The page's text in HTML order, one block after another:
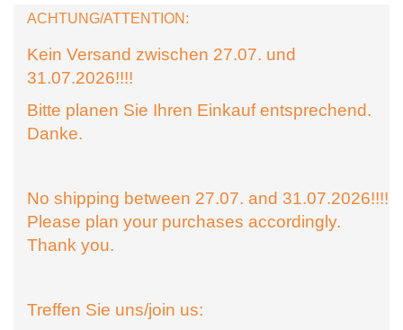
ACHTUNG/ATTENTION:
Kein Versand zwischen 27.07. und
31.07.2026!!!!
Bitte planen Sie Ihren Einkauf entsprechend.
Danke.
No shipping between 27.07. and 31.07.2026!!!!
Please plan your purchases accordingly.
Thank you.
Treffen Sie uns/join us: